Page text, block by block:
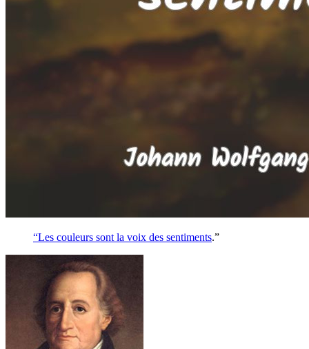
“Les couleurs sont la voix des sentiments.”